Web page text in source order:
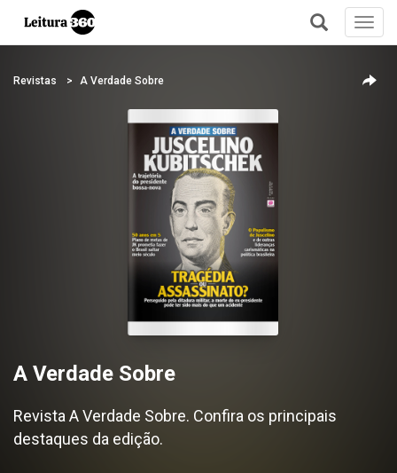
+
Revistas A Verdade Sobre
A Verdade Sobre
Revista A Verdade Sobre. Confira os principais
destaques da edição.